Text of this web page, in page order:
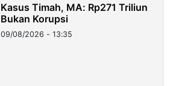
Kasus Timah, MA: Rp271 Triliun
Bukan Korupsi
09/08/2026 - 13:35